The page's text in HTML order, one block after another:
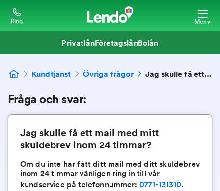
Ring Meny
PrivatlånFöretagslånBolån
Kundtjänst Övriga frågor Jag skulle få ett mail med mitt skuldebrev inom 24 timmar?
Fråga och svar:
Jag skulle få ett mail med mitt
skuldebrev inom 24 timmar?
Om du inte har fått ditt mail med ditt skuldebrev
inom 24 timmar vänligen ring in till vår
kundservice på telefonnummer: 0771-131310.